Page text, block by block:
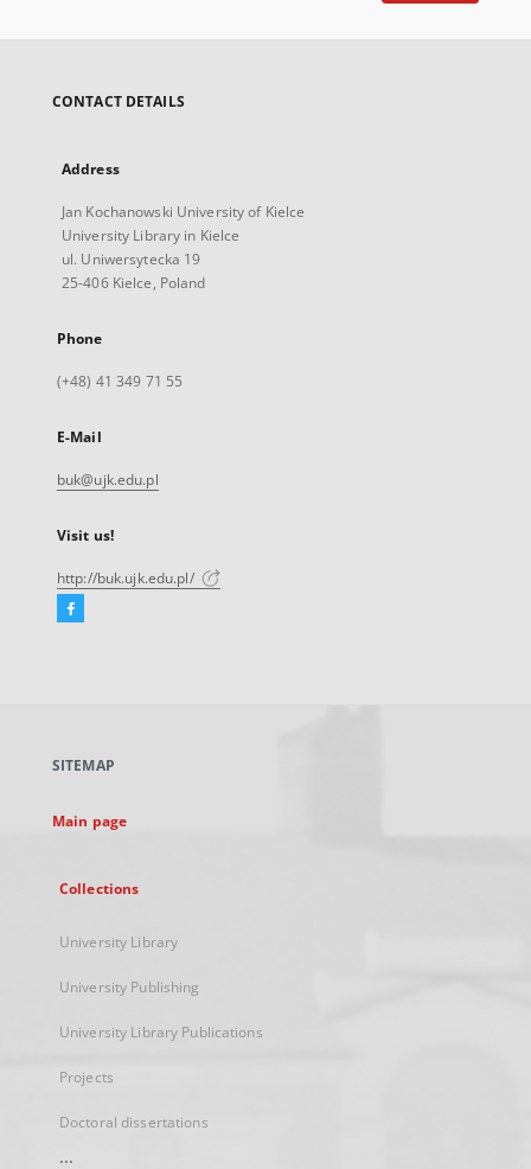
CONTACT DETAILS
Address
Jan Kochanowski University of Kielce
University Library in Kielce
ul. Uniwersytecka 19
25-406 Kielce, Poland
Phone
(+48) 41 349 71 55
E-Mail
buk@ujk.edu.pl
Visit us!
http://buk.ujk.edu.pl/
Facebook
new
SITEMAP
Main page
Collections
University Library
University Publishing
University Library Publications
Projects
Doctoral dissertations
...